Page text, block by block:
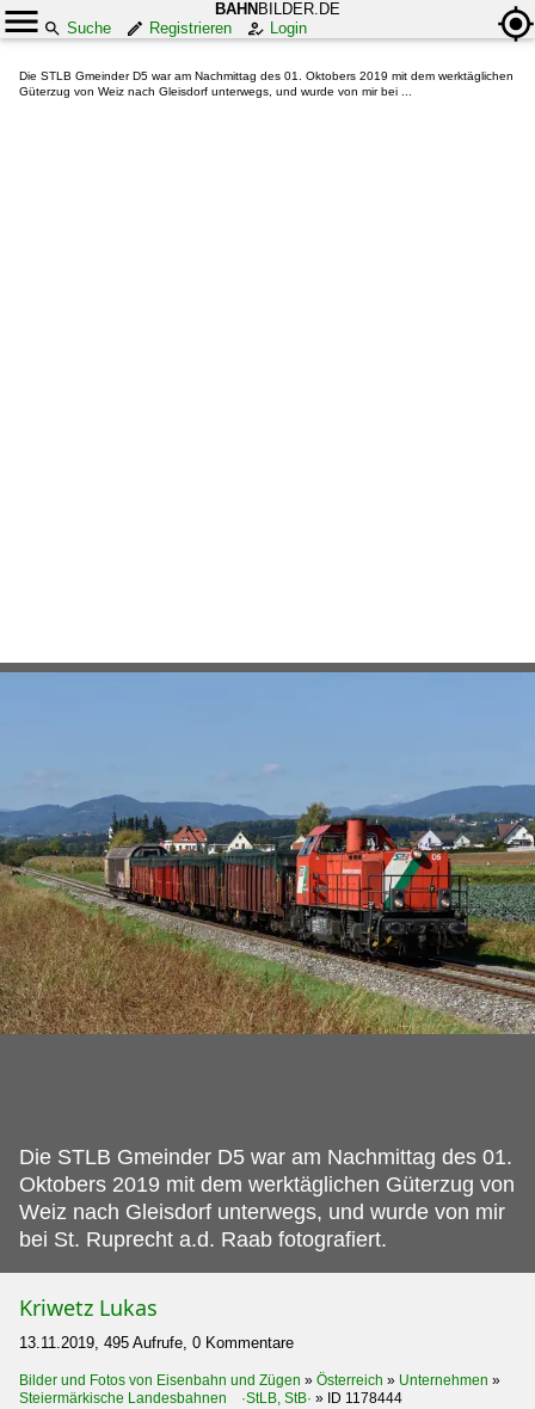
BAHN BILDER.DE
Suche
Registrieren Login
Die STLB Gmeinder D5 war am Nachmittag des 01. Oktobers 2019 mit dem werktäglichen
Güterzug von Weiz nach Gleisdorf unterwegs, und wurde von mir bei ...
Die STLB Gmeinder D5 war am Nachmittag des 01.
Oktobers 2019 mit dem werktäglichen Güterzug von
Weiz nach Gleisdorf unterwegs, und wurde von mir
bei St. Ruprecht a.d. Raab fotografiert.
Kriwetz Lukas
13.11.2019, 495 Aufrufe, 0 Kommentare
Bilder und Fotos von Eisenbahn und Zügen » Österreich » Unternehmen »
Steiermärkische Landesbahnen ·StLB, StB· » ID 1178444